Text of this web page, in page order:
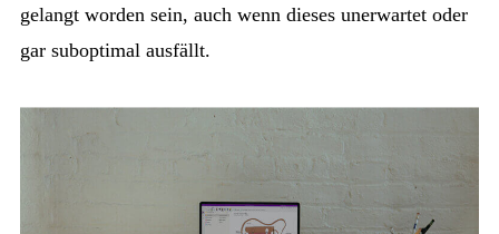
gelangt worden sein, auch wenn dieses unerwartet oder
gar suboptimal ausfällt.